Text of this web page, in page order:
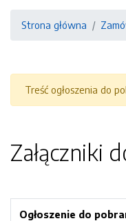
Strona główna
Treść ogłoszenia do
Załączniki
Ogłoszenie do